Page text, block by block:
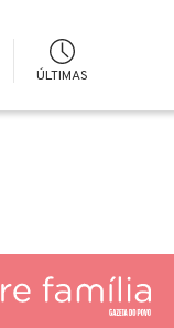
ÚLTIMAS